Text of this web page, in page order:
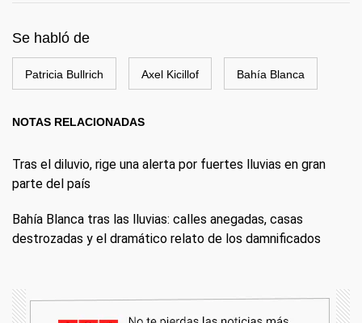
Se habló de
Patricia Bullrich Axel Kicillof Bahía Blanca
NOTAS RELACIONADAS
Tras el diluvio, rige una alerta por fuertes lluvias en gran
parte del país
Bahía Blanca tras las lluvias: calles anegadas, casas
destrozadas y el dramático relato de los damnificados